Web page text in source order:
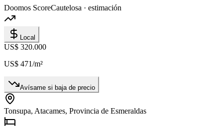
Doomos ScoreCautelosa · estimación
Local
US$ 320.000
US$ 471/m²
Avísame si baja de precio
Tonsupa, Atacames, Provincia de Esmeraldas